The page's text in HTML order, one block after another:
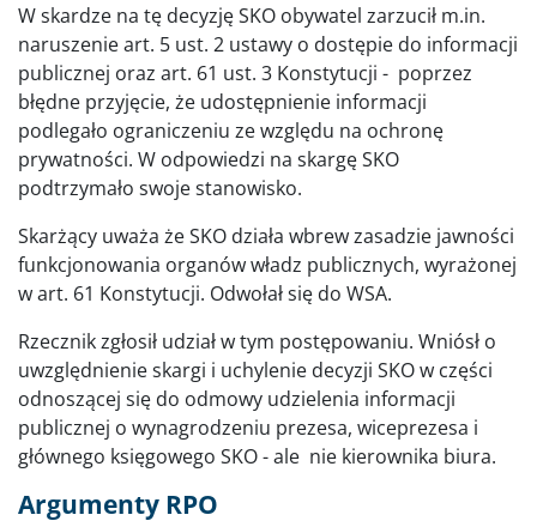
W skardze na tę decyzję SKO obywatel zarzucił m.in.
naruszenie art. 5 ust. 2 ustawy o dostępie do informacji
publicznej oraz art. 61 ust. 3 Konstytucji - poprzez
błędne przyjęcie, że udostępnienie informacji
podlegało ograniczeniu ze względu na ochronę
prywatności. W odpowiedzi na skargę SKO
podtrzymało swoje stanowisko.
Skarżący uważa że SKO działa wbrew zasadzie jawności
funkcjonowania organów władz publicznych, wyrażonej
w art. 61 Konstytucji. Odwołał się do WSA.
Rzecznik zgłosił udział w tym postępowaniu. Wniósł o
uwzględnienie skargi i uchylenie decyzji SKO w części
odnoszącej się do odmowy udzielenia informacji
publicznej o wynagrodzeniu prezesa, wiceprezesa i
głównego księgowego SKO - ale nie kierownika biura.
Argumenty RPO